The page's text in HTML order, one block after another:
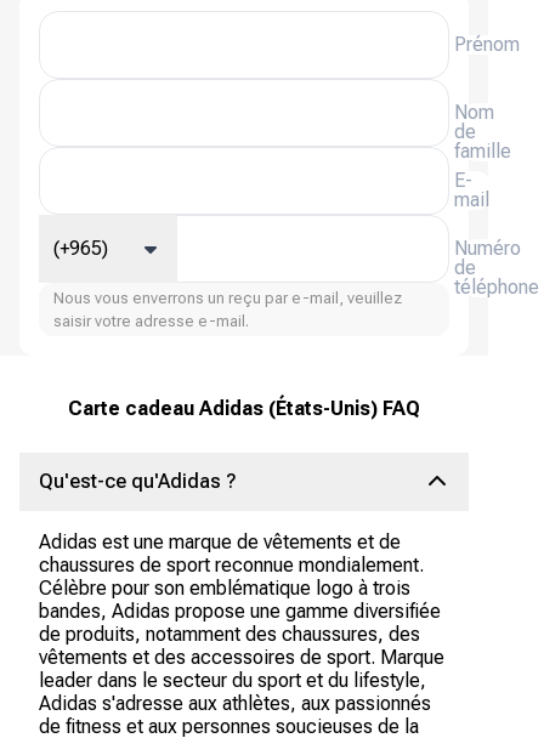
Prénom
Nom
de
famille
E-
mail
Numéro
de
téléphone
(+965)
Nous vous enverrons un reçu par e-mail, veuillez
saisir votre adresse e-mail.
Carte cadeau Adidas (États-Unis) FAQ
Qu'est-ce qu'Adidas ?
Adidas est une marque de vêtements et de
chaussures de sport reconnue mondialement.
Célèbre pour son emblématique logo à trois
bandes, Adidas propose une gamme diversifiée
de produits, notamment des chaussures, des
vêtements et des accessoires de sport. Marque
leader dans le secteur du sport et du lifestyle,
Adidas s'adresse aux athlètes, aux passionnés
de fitness et aux personnes soucieuses de la